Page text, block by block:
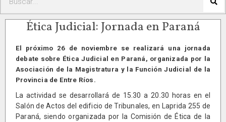
Ética Judicial: Jornada en Paraná
El próximo 26 de noviembre se realizará una jornada
debate sobre Ética Judicial en Paraná, organizada por la
Asociación de la Magistratura y la Función Judicial de la
Provincia de Entre Ríos.
La actividad se desarrollará de 15.30 a 20.30 horas en el
Salón de Actos del edificio de Tribunales, en Laprida 255 de
Paraná, siendo organizada por la Comisión de Ética de la